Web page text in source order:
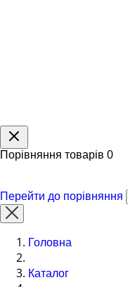
Порівняння товарів 0
Перейти до порівняння
Головна
Каталог